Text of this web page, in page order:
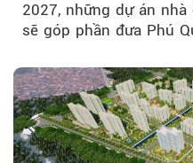
2027, những dự án
sẽ góp phần đưa Phú